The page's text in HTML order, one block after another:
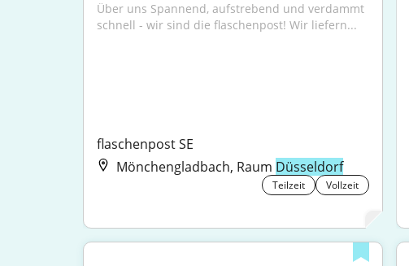
Über uns Spannend, aufstrebend und verdammt
schnell - wir sind die flaschenpost! Wir liefern...
flaschenpost SE
Mönchengladbach, Raum Düsseldorf
Teilzeit Vollzeit